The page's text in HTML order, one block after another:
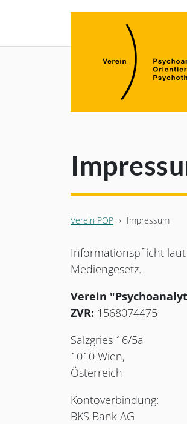
Verein POP › Impressum
Informationspflicht
Mediengesetz.
Verein
ZVR: 1568074475
Salzgries 16/5a
1010 Wien,
Österreich
Kontoverbindung:
BKS Bank AG